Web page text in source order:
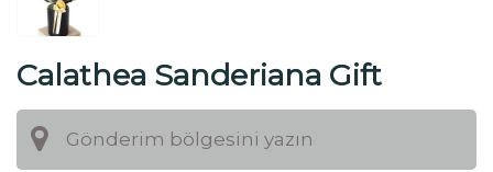
Calathea Sanderiana Gift
(Hediye Dua Çiçeği)